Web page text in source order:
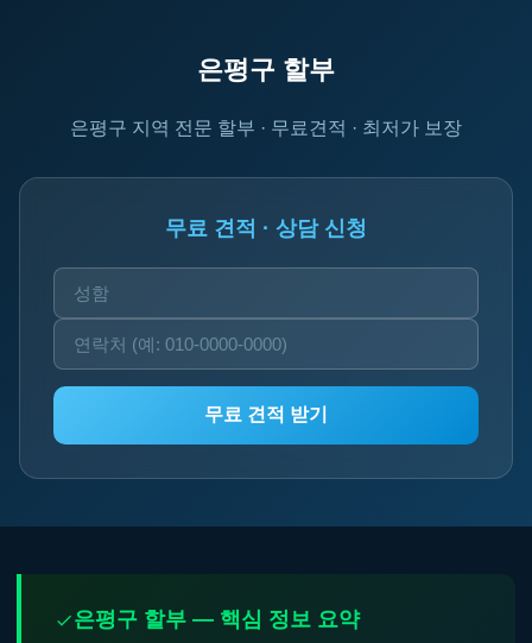
은평구 할부
은평구 지역 전문 할부 · 무료견적 · 최저가 보장
무료 견적 · 상담 신청
무료 견적 받기
은평구 할부 — 핵심 정보 요약